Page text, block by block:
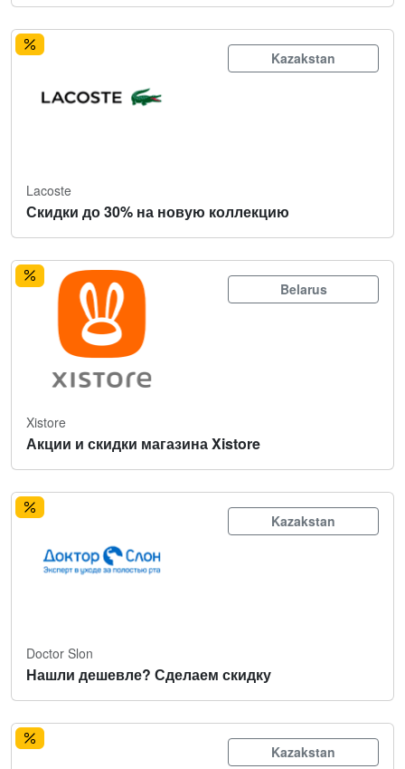
Kazakstan
Lacoste
Скидки до 30% на новую коллекцию
Belarus
Xistore
Акции и скидки магазина Xistore
Kazakstan
Doctor Slon
Нашли дешевле? Сделаем скидку
Kazakstan